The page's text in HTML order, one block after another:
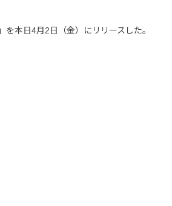
本日4月2日（金）にリリースした。